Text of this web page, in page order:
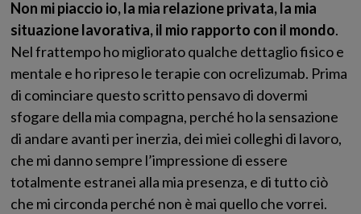
Non mi piaccio io, la mia relazione privata, la mia
situazione lavorativa, il mio rapporto con il mondo.
Nel frattempo ho migliorato qualche dettaglio fisico e
mentale e ho ripreso le terapie con ocrelizumab. Prima
di cominciare questo scritto pensavo di dovermi
sfogare della mia compagna, perché ho la sensazione
di andare avanti per inerzia, dei miei colleghi di lavoro,
che mi danno sempre l’impressione di essere
totalmente estranei alla mia presenza, e di tutto ciò
che mi circonda perché non è mai quello che vorrei.